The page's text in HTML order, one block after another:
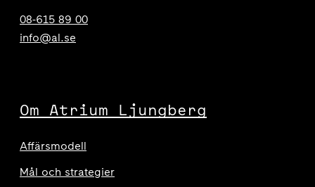
08-615 89 00
info@al.se
Om Atrium Ljungberg
Affärsmodell
Mål och strategier